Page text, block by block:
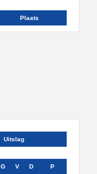
Plaats
Uitslag
G V D P